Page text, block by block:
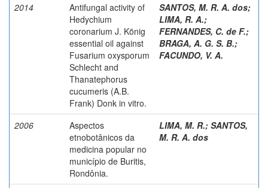
2014
Antifungal activity of
Hedychium
coronarium J. König
essential oil against
Fusarium oxysporum
Schlecht and
Thanatephorus
cucumeris (A.B.
Frank) Donk in vitro.
SANTOS, M. R. A. dos;
LIMA, R. A.;
FERNANDES, C. de F.;
BRAGA, A. G. S. B.;
FACUNDO, V. A.
2006
Aspectos
etnobotânicos da
medicina popular no
município de Buritis,
Rondônia.
LIMA, M. R.; SANTOS,
M. R. A. dos